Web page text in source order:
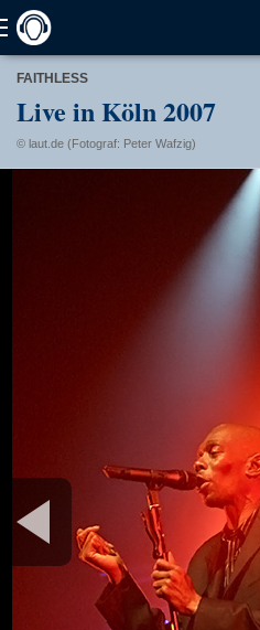
FAITHLESS
Live in Köln 2007
© laut.de (Fotograf: Peter Wafzig)